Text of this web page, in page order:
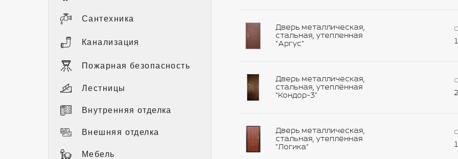
Сантехника
Канализация
Пожарная безопасность
Лестницы
Внутренняя отделка
Внешняя отделка
Мебель
Дверь металлическая,
стальная, утепленная
"Аргус"
Дверь металлическая,
стальная, утеплённая
"Кондор-3"
Дверь металлическая,
стальная, утеплённая
"Логика"